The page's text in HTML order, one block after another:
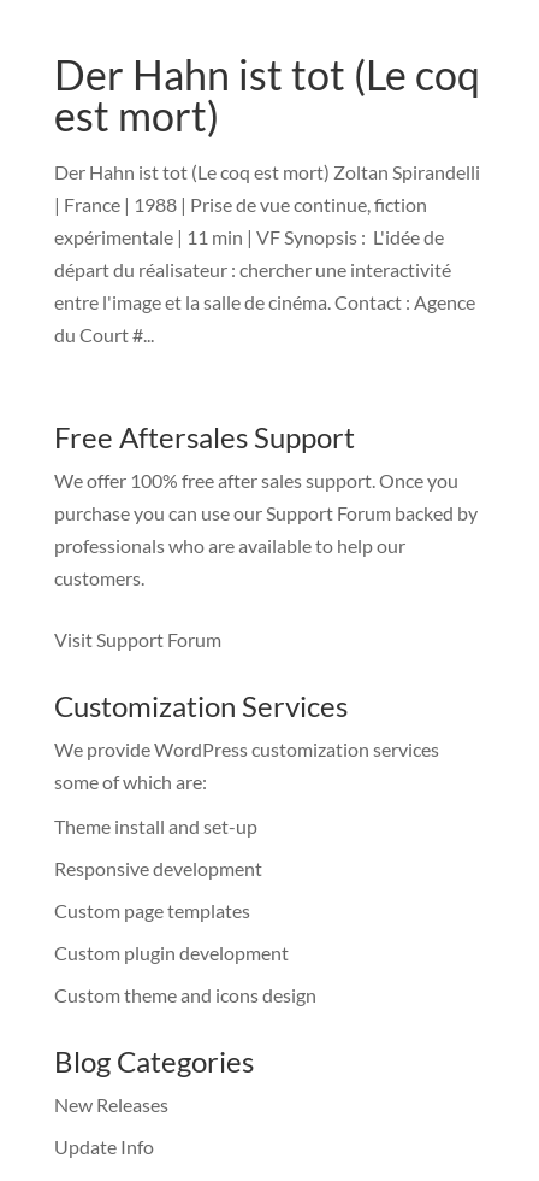
Der Hahn ist tot (Le coq
est mort)
Der Hahn ist tot (Le coq est mort) Zoltan Spirandelli
| France | 1988 | Prise de vue continue, fiction
expérimentale | 11 min | VF Synopsis : L'idée de
départ du réalisateur : chercher une interactivité
entre l'image et la salle de cinéma. Contact : Agence
du Court #...
Free Aftersales Support
We offer 100% free after sales support. Once you
purchase you can use ourSupport Forumbacked by
professionals who are available to help our
customers.
Visit Support Forum
Customization Services
We provide WordPress customization services
some of which are:
Theme install and set-up
Responsive development
Custom page templates
Custom plugin development
Custom theme and icons design
Blog Categories
New Releases
Update Info